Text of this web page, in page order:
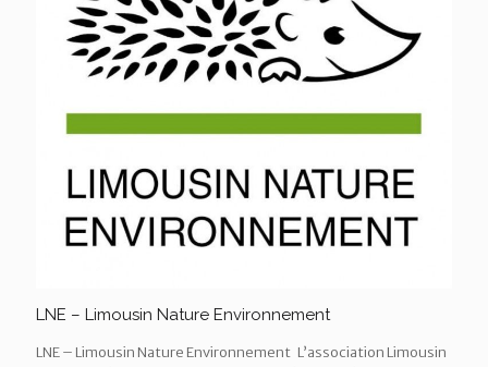
LNE – Limousin Nature Environnement
LNE – Limousin Nature Environnement L’association Limousin